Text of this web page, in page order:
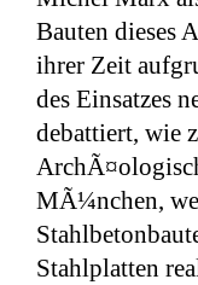
Bauten dieses
ihrer Zeit
des Einsatzes
debattiert, wie
MÃ¼nchen,
Stahlplatten